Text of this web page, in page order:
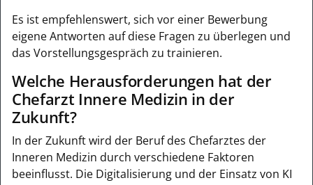
Es ist empfehlenswert, sich vor einer Bewerbung
eigene Antworten auf diese Fragen zu überlegen und
das Vorstellungsgespräch zu trainieren.
Welche Herausforderungen hat der
Chefarzt Innere Medizin in der
Zukunft?
In der Zukunft wird der Beruf des Chefarztes der
Inneren Medizin durch verschiedene Faktoren
beeinflusst. Die Digitalisierung und der Einsatz von KI